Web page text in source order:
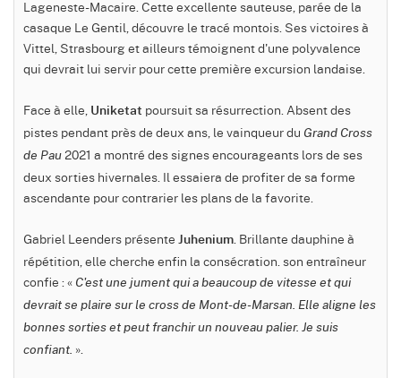
Lageneste-Macaire. Cette excellente sauteuse, parée de la
casaque Le Gentil, découvre le tracé montois. Ses victoires à
Vittel, Strasbourg et ailleurs témoignent d'une polyvalence
qui devrait lui servir pour cette première excursion landaise.
Face à elle, Uniketat poursuit sa résurrection. Absent des
pistes pendant près de deux ans, le vainqueur du Grand Cross
de Pau 2021 a montré des signes encourageants lors de ses
deux sorties hivernales. Il essaiera de profiter de sa forme
ascendante pour contrarier les plans de la favorite.
Gabriel Leenders présente Juhenium . Brillante dauphine à
répétition, elle cherche enfin la consécration. son entraîneur
confie : « C'est une jument qui a beaucoup de vitesse et qui
devrait se plaire sur le cross de Mont-de-Marsan. Elle aligne les
bonnes sorties et peut franchir un nouveau palier. Je suis
confiant. ».